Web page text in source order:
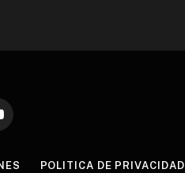
POLITICA DE PRIVACIDAD